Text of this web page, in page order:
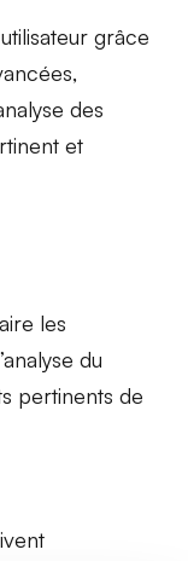
grâce
des
et
les
du
pertinents de